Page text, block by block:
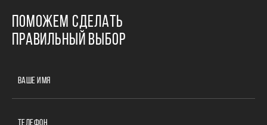
ПОМОЖЕМ СДЕЛАТЬ
ПРАВИЛЬНЫЙ ВЫБОР
ВАШЕ ИМЯ